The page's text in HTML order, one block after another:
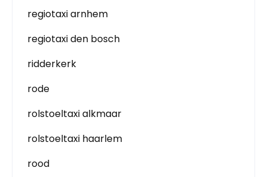
regiotaxi arnhem
regiotaxi den bosch
ridderkerk
rode
rolstoeltaxi alkmaar
rolstoeltaxi haarlem
rood